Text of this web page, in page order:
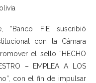
FIE suscribió
con la Cámara
el sello “HECHO
– EMPLEA A LOS
con el fin de impulsar